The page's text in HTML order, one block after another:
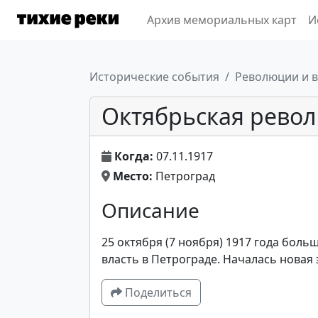
Архив мемориальных карт
Исторические события Революции и
Октябрьская
Когда: 07.11.1917
Место: Петроград
Описание
25 октября (7 ноября) 1917 года
власть в Петрограде. Началась
Поделиться